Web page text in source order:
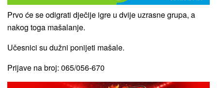
Prvo će se odigrati dječije igre u dvije uzrasne grupa, a
nakog toga mašalanje.
Učesnici su dužni ponijeti mašale.
Prijave na broj: 065/056-670